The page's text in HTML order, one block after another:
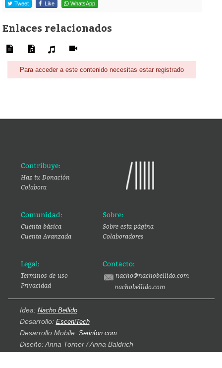
Tweet Like WhatsApp
Enlaces relacionados
Para acceder a este contenido necesitas estar registrado
Contribuye:
Haz tu Donación
Colabora
Comunidad:
Cuenta básica
Cuenta Avanzada
Sobre:
Sobre esta página
Colaboradores
Legal:
Terminos de uso
Privacidad
Contacto:
nacho@nachobellido.com
nachobellido.com
Idea: Nacho Bellido
Desarrollo: EsceniTech
Desarrollo Mobile: Serinfon.com
Diseño: Anna Torner / Anna Baldrich